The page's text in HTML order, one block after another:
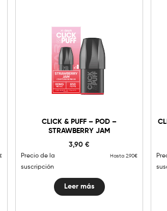
CLICK & PUFF – POD –
STRAWBERRY JAM
3,90€
Precio de la
suscripción
Hasta 2.90€
Leer más